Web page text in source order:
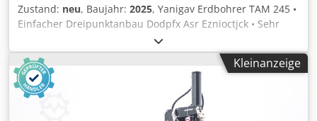
Zustand: neu, Baujahr: 2025, Yanigav Erdbohrer TAM 245 •
Einfacher Dreipunktanbau Dodpfx Asr Eznioctjck • Sehr
robustes, geschweißtes Fahrgestell • Vielseitiges,
leistungsstarkes Getriebe von 30 bis 90 PS • Verwendbare
Erdbohrer Durchmesser 10 cm bis 80 cm und maximal
1,80 m Höhe • Versatz von 1,30 m auf jeder Seite der Achse
• Fahrgestell mit einer Länge von 245 cm •
Neigungskorrektur der Bohrschnecke (vorne/hinten und
Kleinanzeige